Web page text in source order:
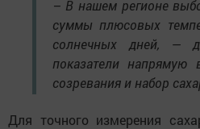
– В нашем регионе
суммы плюсовых
солнечных дней, —
показатели напрямую
созревания и набор
Для точного измерения